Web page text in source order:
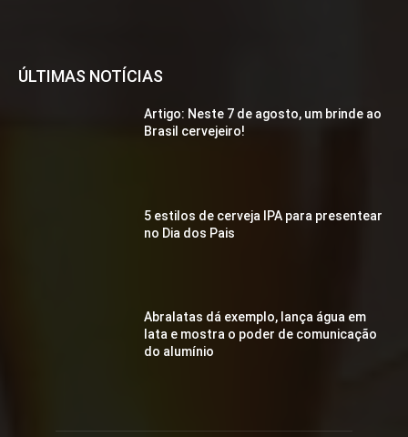
ÚLTIMAS NOTÍCIAS
Artigo: Neste 7 de agosto, um brinde ao
Brasil cervejeiro!
5 estilos de cerveja IPA para presentear
no Dia dos Pais
Abralatas dá exemplo, lança água em
lata e mostra o poder de comunicação
do alumínio